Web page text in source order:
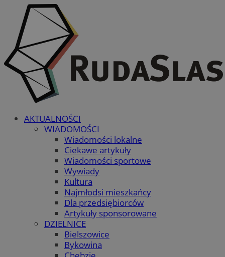
AKTUALNOŚCI
WIADOMOŚCI
Wiadomości lokalne
Ciekawe artykuły
Wiadomości sportowe
Wywiady
Kultura
Najmłodsi mieszkańcy
Dla przedsiębiorców
Artykuły sponsorowane
DZIELNICE
Bielszowice
Bykowina